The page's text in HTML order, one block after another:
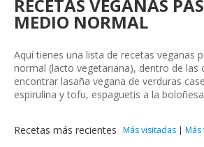
RECETAS VEGANAS
MEDIO NORMAL
Aquí tienes una lista de recetas veganas
normal (lacto vegetariana), dentro de las
encontrar lasaña vegana de verduras
espirulina y tofu, espaguetis a la
Recetas más recientes Más visitadas | Más